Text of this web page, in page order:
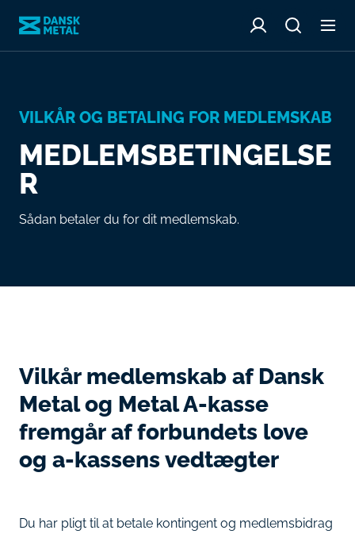
VILKÅR OG BETALING FOR MEDLEMSKAB
MEDLEMSBETINGELSE
R
Sådan betaler du for dit medlemskab.
Vilkår medlemskab af Dansk
Metal og Metal A-kasse
fremgår af forbundets love
og a-kassens vedtægter
Du har pligt til at betale kontingent og medlemsbidrag